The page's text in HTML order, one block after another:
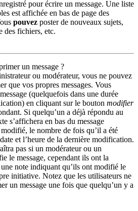
pour écrire un message. Une liste
est affichée en bas de page des
pouvez poster de nouveaux sujets,
des fichiers, etc.
un message ?
ou modérateur, vous ne pouvez
que vos propres messages. Vous
(quelquefois dans une durée
en cliquant sur le bouton modifier
Si quelqu’un a déjà répondu au
s’affichera en bas du message
le nombre de fois qu’il a été
et l’heure de la dernière modification.
pas si un modérateur ou un
le message, cependant ils ont la
note indiquant qu’ils ont modifié le
initiative. Notez que les utilisateurs ne
un message une fois que quelqu’un y a